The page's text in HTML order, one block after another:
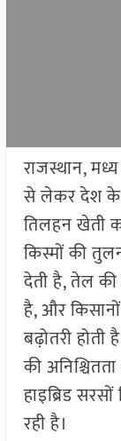
राजस्थान,
से लेकर देश के
तिलहन खेती
किस्मों की
देती है, तेल की
है, और
बढ़ोतरी
की
हाइब्रिड
रही है।